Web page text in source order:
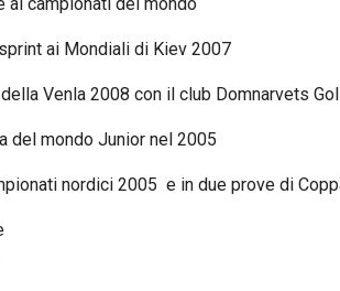
ai Mondiali di Kiev 2007
Venla 2008 con il club Domnarvets
del mondo Junior nel 2005
nordici 2005 e in due prove di